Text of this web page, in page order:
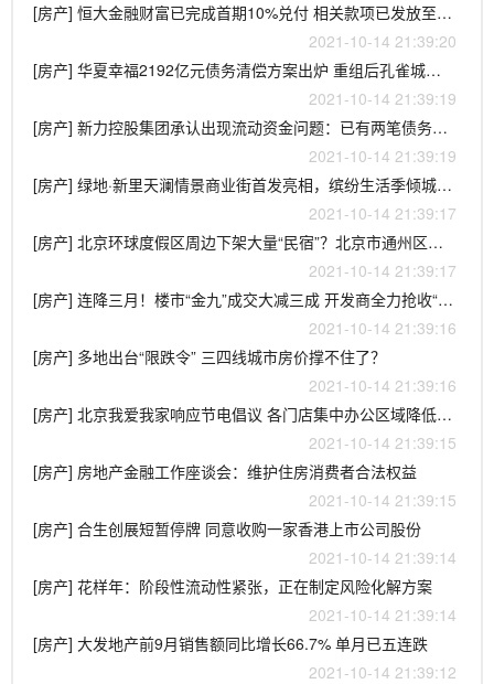
[房产] 恒大金融财富已完成首期10%兑付 相关款项已发放至相应投资人账户
2021-10-14 21:39:20
[房产] 华夏幸福2192亿元债务清偿方案出炉 重组后孔雀城住宅等业务将保留
2021-10-14 21:39:19
[房产] 新力控股集团承认出现流动资金问题：已有两笔债务违约
2021-10-14 21:39:19
[房产] 绿地·新里天澜情景商业街首发亮相，缤纷生活季倾城盛启，天津北辰再添新名片！
2021-10-14 21:39:17
[房产] 北京环球度假区周边下架大量“民宿”？北京市通州区官微回应
2021-10-14 21:39:17
[房产] 连降三月！楼市“金九”成交大减三成 开发商全力抢收“银十”
2021-10-14 21:39:16
[房产] 多地出台“限跌令” 三四线城市房价撑不住了？
2021-10-14 21:39:16
[房产] 北京我爱我家响应节电倡议 各门店集中办公区域降低能耗
2021-10-14 21:39:15
[房产] 房地产金融工作座谈会：维护住房消费者合法权益
2021-10-14 21:39:15
[房产] 合生创展短暂停牌 同意收购一家香港上市公司股份
2021-10-14 21:39:14
[房产] 花样年：阶段性流动性紧张，正在制定风险化解方案
2021-10-14 21:39:14
[房产] 大发地产前9月销售额同比增长66.7% 单月已五连跌
2021-10-14 21:39:12